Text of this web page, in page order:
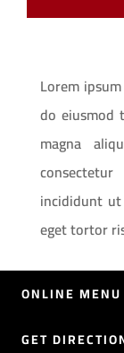
Lorem
do eiusmod
magna
incididunt
eget tortor
ONLINE MENU
GET